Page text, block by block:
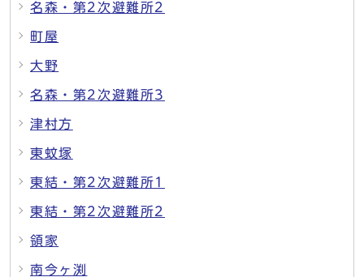
名森・第2次避難所2
町屋
大野
名森・第2次避難所3
津村方
東蚊塚
東結・第2次避難所1
東結・第2次避難所2
領家
南今ヶ渕